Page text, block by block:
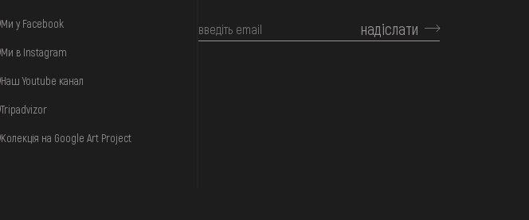
Ми у Facebook
Ми в Instagram
Наш Youtube канал
Tripadvizor
Колекція на Google Art Project
надіслати